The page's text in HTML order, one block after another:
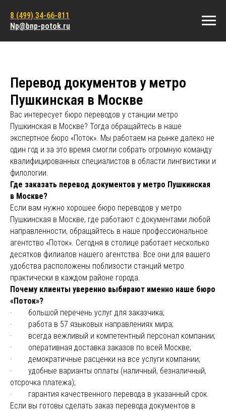
8 (499) 34-66-811
Np@bnp-potok.ru
Перевод документов у метро
Пушкинская в Москве
Вас интересует бюро переводов у станции метро
Пушкинская в Москве? Тогда обращайтесь в наше
экспертное бюро «Поток». Мы работаем на рынке далеко не
один год и за это время смогли собрать огромную команду
квалифицированных специалистов в области лингвистики и
филологии.
Где заказать перевод документов у метро Пушкинская
в Москве?
Если вам нужно хорошее бюро переводов у метро
Пушкинская в Москве, где работают с документами любой
направленности, обращайтесь в наше профессиональное
агентство «Поток». Сегодня в столице работает несколько
десятков филиалов нашего агентства. Все они для вашего
удобства расположены поблизости станций метро
практически в каждом районе города.
Почему клиенты уверенно выбирают именно наше бюро
«Поток»?
· большой перечень услуг для заказчика;
· работа в 57 языковых направлениях мира;
· всегда вежливый и компетентный персонал компании;
· оперативная доставка заказов по всей Москве;
· демократичные расценки на все услуги компании;
· удобные варианты оплаты (наличный, безналичный,
отсрочка платежа);
· гарантия качественного перевода в указанный срок.
Если вы готовы сделать заказ перевода документов в